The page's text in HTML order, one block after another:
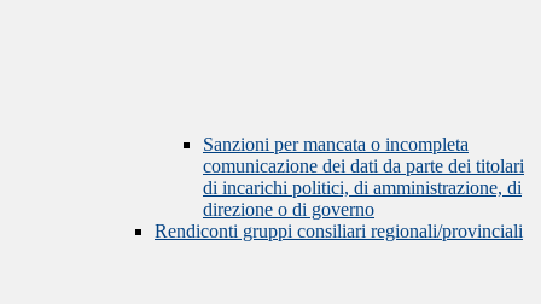
Sanzioni per mancata o incompleta
comunicazione dei dati da parte dei titolari
di incarichi politici, di amministrazione, di
direzione o di governo
Rendiconti gruppi consiliari regionali/provinciali